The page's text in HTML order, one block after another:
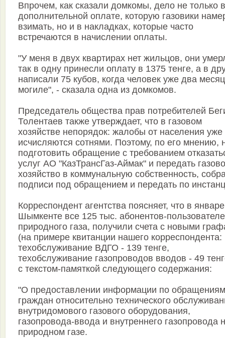
Впрочем, как сказали домкомы, дело не только в
дополнительной оплате, которую газовики
взимать, но и в накладках, которые часто
встречаются в начислении оплаты.
"У меня в двух квартирах нет жильцов, они
так в одну принесли оплату в 1375 тенге, а в
написали 75 кубов, когда человек уже два
могиле", - сказала одна из домкомов.
Председатель общества прав потребителей
Толентаев также утверждает, что в газовом
хозяйстве непорядок: жалобы от населения уже
исчисляются сотнями. Поэтому, по его мнению,
подготовить обращение с требованием
услуг АО "КазТрансГаз-Аймак" и передать
хозяйство в коммунальную собственность,
подписи под обращением и передать по
Корреспондент агентства поясняет, что в
Шымкенте все 125 тыс. абонентов-
природного газа, получили счета с новыми
(на примере квитанции нашего корреспондента:
техобслуживание ВДГО - 139 тенге,
техобслуживание газопроводов вводов - 49
с текстом-памяткой следующего содержания:
"О предоставлении информации по обращениям
граждан относительно технического
внутридомового газового оборудования,
газопровода-ввода и внутреннего газопровода
природном газе.